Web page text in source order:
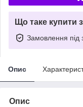
Що таке купити
Замовлення під
Опис
Опис